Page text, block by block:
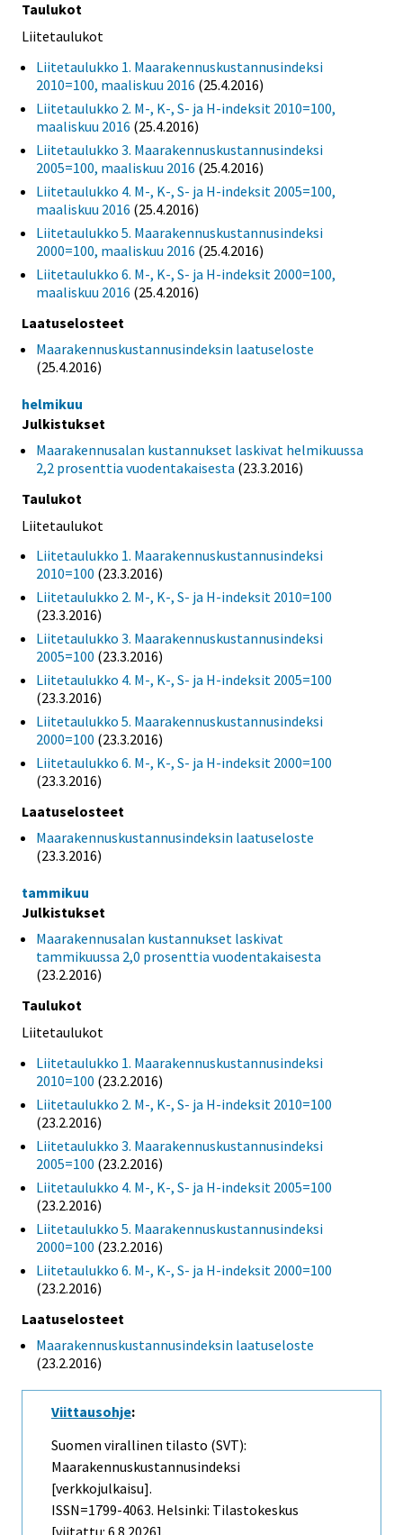
Taulukot
Liitetaulukot
Liitetaulukko 1. Maarakennuskustannusindeksi
2010=100, maaliskuu 2016 (25.4.2016)
Liitetaulukko 2. M-, K-, S- ja H-indeksit 2010=100,
maaliskuu 2016 (25.4.2016)
Liitetaulukko 3. Maarakennuskustannusindeksi
2005=100, maaliskuu 2016 (25.4.2016)
Liitetaulukko 4. M-, K-, S- ja H-indeksit 2005=100,
maaliskuu 2016 (25.4.2016)
Liitetaulukko 5. Maarakennuskustannusindeksi
2000=100, maaliskuu 2016 (25.4.2016)
Liitetaulukko 6. M-, K-, S- ja H-indeksit 2000=100,
maaliskuu 2016 (25.4.2016)
Laatuselosteet
Maarakennuskustannusindeksin laatuseloste
(25.4.2016)
helmikuu
Julkistukset
Maarakennusalan kustannukset laskivat helmikuussa
2,2 prosenttia vuodentakaisesta (23.3.2016)
Taulukot
Liitetaulukot
Liitetaulukko 1. Maarakennuskustannusindeksi
2010=100 (23.3.2016)
Liitetaulukko 2. M-, K-, S- ja H-indeksit 2010=100
(23.3.2016)
Liitetaulukko 3. Maarakennuskustannusindeksi
2005=100 (23.3.2016)
Liitetaulukko 4. M-, K-, S- ja H-indeksit 2005=100
(23.3.2016)
Liitetaulukko 5. Maarakennuskustannusindeksi
2000=100 (23.3.2016)
Liitetaulukko 6. M-, K-, S- ja H-indeksit 2000=100
(23.3.2016)
Laatuselosteet
Maarakennuskustannusindeksin laatuseloste
(23.3.2016)
tammikuu
Julkistukset
Maarakennusalan kustannukset laskivat
tammikuussa 2,0 prosenttia vuodentakaisesta
(23.2.2016)
Taulukot
Liitetaulukot
Liitetaulukko 1. Maarakennuskustannusindeksi
2010=100 (23.2.2016)
Liitetaulukko 2. M-, K-, S- ja H-indeksit 2010=100
(23.2.2016)
Liitetaulukko 3. Maarakennuskustannusindeksi
2005=100 (23.2.2016)
Liitetaulukko 4. M-, K-, S- ja H-indeksit 2005=100
(23.2.2016)
Liitetaulukko 5. Maarakennuskustannusindeksi
2000=100 (23.2.2016)
Liitetaulukko 6. M-, K-, S- ja H-indeksit 2000=100
(23.2.2016)
Laatuselosteet
Maarakennuskustannusindeksin laatuseloste
(23.2.2016)
Viittausohje:
Suomen virallinen tilasto (SVT):
Maarakennuskustannusindeksi
[verkkojulkaisu].
ISSN=1799-4063. Helsinki: Tilastokeskus
[viitattu: 6.8.2026].